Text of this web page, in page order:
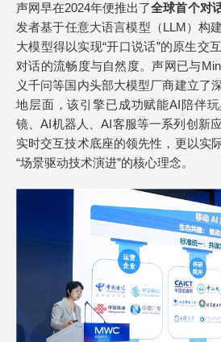
声网早在2024年便推出了全球首个对
发者基于任意大语言模型（LLM）构
大模型得以实现“开口说话”的原生交
对话的流畅度与自然度。声网已与
义千问等国内头部大模型厂商建立了
地层面，该引擎已成功赋能AI陪伴
镜、AI机器人、AI客服等一系列创新
实时交互技术底座的领先性，更以实
“场景驱动技术演进”的核心理念。